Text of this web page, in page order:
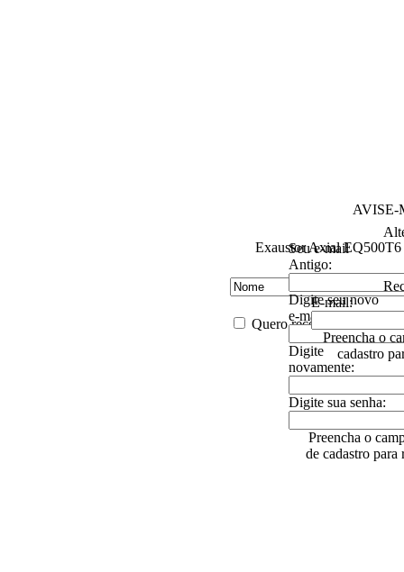
AVISE-
Exaustor Axial EQ500T6
Quero receber descontos
E-mail:
Preencha o
cadastro
Seu e-mail
Antigo:
Digite seu novo
e-mail:
Digite
novamente:
Digite sua senha:
Preencha o
de cadastro para